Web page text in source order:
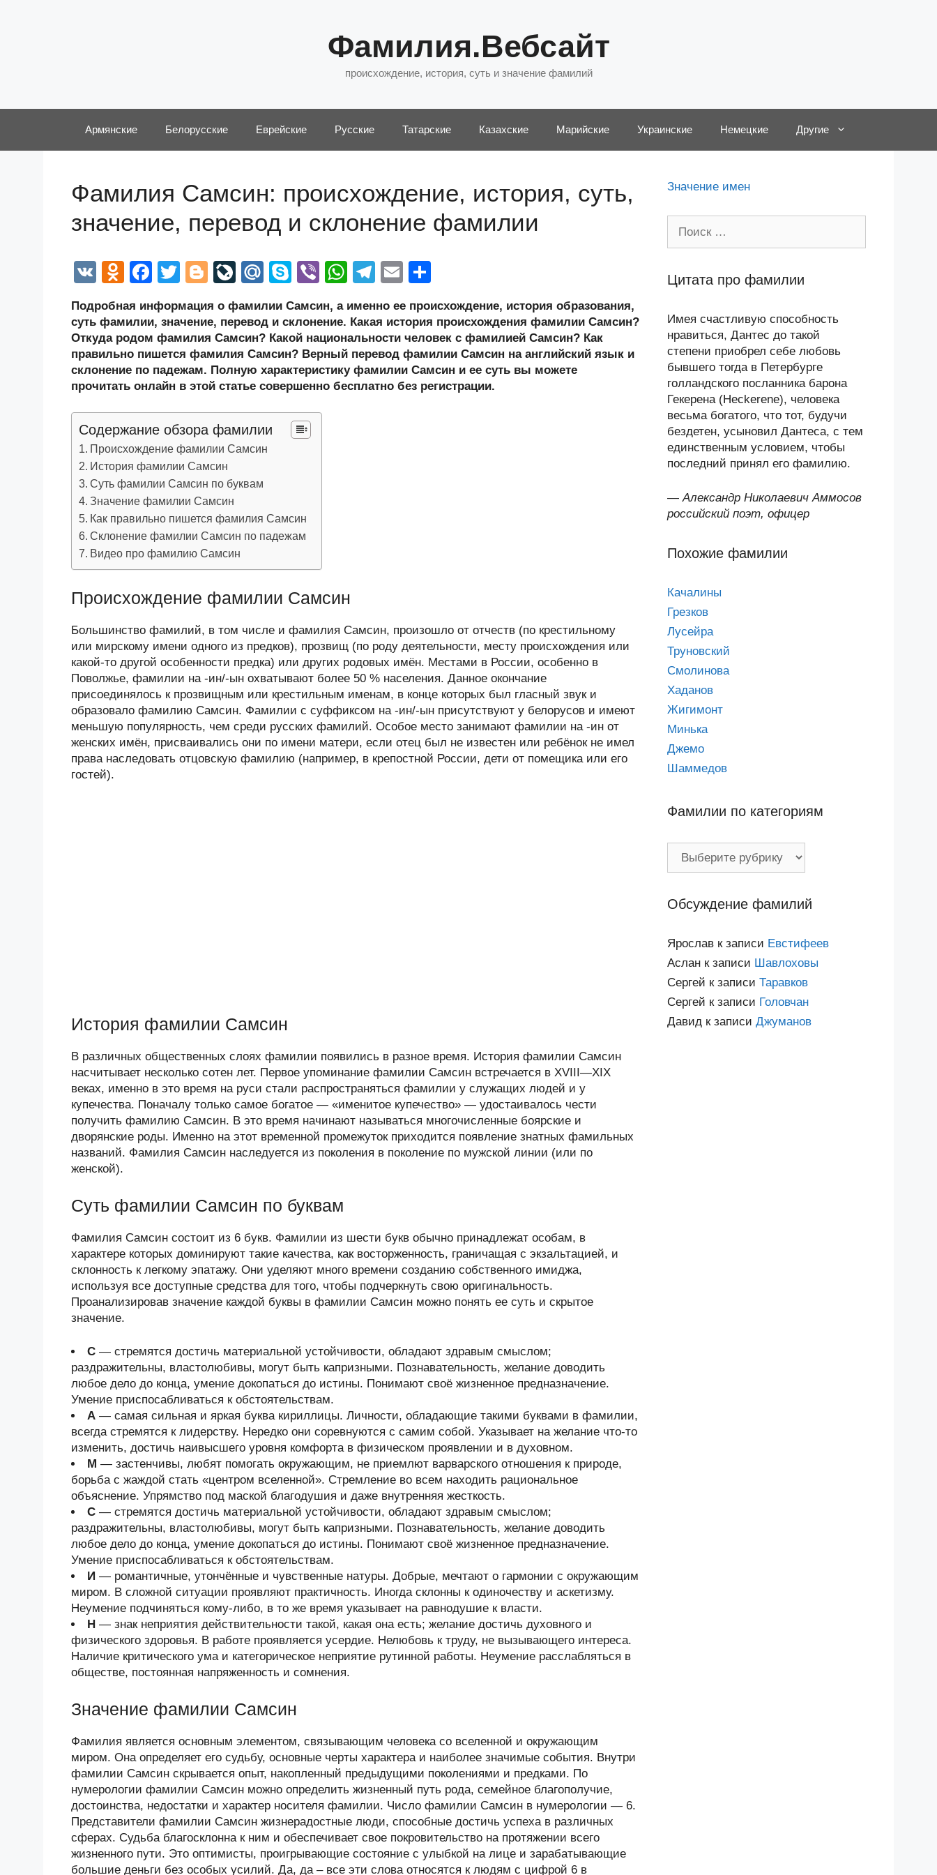
Фамилия.Вебсайт
происхождение, история, суть и значение фамилий
Армянские Белорусские Еврейские Русские Татарские Казахские Марийские Украинские Немецкие Другие
Фамилия Самсин: происхождение, история, суть,
значение, перевод и склонение фамилии
V
O
n
o
kl
a
ss
ni
ki
F
c
e
b
o
o
k
T
tt
er
Bl
g
g
er
Li
e
J
o
ur
n
al
M
.R
u
S
p
e
Vi
er
W
at
s
A
p
T
e
gr
a
m
E
ail р
а
в
и
Подробная информация о фамилии Самсин, а именно ее происхождение, история образования,
суть фамилии, значение, перевод и склонение. Какая история происхождения фамилии Самсин?
Откуда родом фамилия Самсин? Какой национальности человек с фамилией Самсин? Как
правильно пишется фамилия Самсин? Верный перевод фамилии Самсин на английский язык и
склонение по падежам. Полную характеристику фамилии Самсин и ее суть вы можете
прочитать онлайн в этой статье совершенно бесплатно без регистрации.
Содержание обзора фамилии
Происхождение фамилии Самсин
История фамилии Самсин
Суть фамилии Самсин по буквам
Значение фамилии Самсин
Как правильно пишется фамилия Самсин
Склонение фамилии Самсин по падежам
Видео про фамилию Самсин
Происхождение фамилии Самсин
Большинство фамилий, в том числе и фамилия Самсин, произошло от отчеств (по крестильному
или мирскому имени одного из предков), прозвищ (по роду деятельности, месту происхождения или
какой-то другой особенности предка) или других родовых имён. Местами в России, особенно в
Поволжье, фамилии на -ин/-ын охватывают более 50 % населения. Данное окончание
присоединялось к прозвищным или крестильным именам, в конце которых был гласный звук и
образовало фамилию Самсин. Фамилии с суффиксом на -ин/-ын присутствуют у белорусов и имеют
меньшую популярность, чем среди русских фамилий. Особое место занимают фамилии на -ин от
женских имён, присваивались они по имени матери, если отец был не известен или ребёнок не имел
права наследовать отцовскую фамилию (например, в крепостной России, дети от помещика или его
гостей).
История фамилии Самсин
В различных общественных слоях фамилии появились в разное время. История фамилии Самсин
насчитывает несколько сотен лет. Первое упоминание фамилии Самсин встречается в XVIII—XIX
веках, именно в это время на руси стали распространяться фамилии у служащих людей и у
купечества. Поначалу только самое богатое — «именитое купечество» — удостаивалось чести
получить фамилию Самсин. В это время начинают называться многочисленные боярские и
дворянские роды. Именно на этот временной промежуток приходится появление знатных фамильных
названий. Фамилия Самсин наследуется из поколения в поколение по мужской линии (или по
женской).
Суть фамилии Самсин по буквам
Фамилия Самсин состоит из 6 букв. Фамилии из шести букв обычно принадлежат особам, в
характере которых доминируют такие качества, как восторженность, граничащая с экзальтацией, и
склонность к легкому эпатажу. Они уделяют много времени созданию собственного имиджа,
используя все доступные средства для того, чтобы подчеркнуть свою оригинальность.
Проанализировав значение каждой буквы в фамилии Самсин можно понять ее суть и скрытое
значение.
С — стремятся достичь материальной устойчивости, обладают здравым смыслом;
раздражительны, властолюбивы, могут быть капризными. Познавательность, желание доводить
любое дело до конца, умение докопаться до истины. Понимают своё жизненное предназначение.
Умение приспосабливаться к обстоятельствам.
А — самая сильная и яркая буква кириллицы. Личности, обладающие такими буквами в фамилии,
всегда стремятся к лидерству. Нередко они соревнуются с самим собой. Указывает на желание что-то
изменить, достичь наивысшего уровня комфорта в физическом проявлении и в духовном.
М — застенчивы, любят помогать окружающим, не приемлют варварского отношения к природе,
борьба с жаждой стать «центром вселенной». Стремление во всем находить рациональное
объяснение. Упрямство под маской благодушия и даже внутренняя жесткость.
С — стремятся достичь материальной устойчивости, обладают здравым смыслом;
раздражительны, властолюбивы, могут быть капризными. Познавательность, желание доводить
любое дело до конца, умение докопаться до истины. Понимают своё жизненное предназначение.
Умение приспосабливаться к обстоятельствам.
И — романтичные, утончённые и чувственные натуры. Добрые, мечтают о гармонии с окружающим
миром. В сложной ситуации проявляют практичность. Иногда склонны к одиночеству и аскетизму.
Неумение подчиняться кому-либо, в то же время указывает на равнодушие к власти.
Н — знак неприятия действительности такой, какая она есть; желание достичь духовного и
физического здоровья. В работе проявляется усердие. Нелюбовь к труду, не вызывающего интереса.
Наличие критического ума и категорическое неприятие рутинной работы. Неумение расслабляться в
обществе, постоянная напряженность и сомнения.
Значение фамилии Самсин
Фамилия является основным элементом, связывающим человека со вселенной и окружающим
миром. Она определяет его судьбу, основные черты характера и наиболее значимые события. Внутри
фамилии Самсин скрывается опыт, накопленный предыдущими поколениями и предками. По
нумерологии фамилии Самсин можно определить жизненный путь рода, семейное благополучие,
достоинства, недостатки и характер носителя фамилии. Число фамилии Самсин в нумерологии — 6.
Представители фамилии Самсин жизнерадостные люди, способные достичь успеха в различных
сферах. Судьба благосклонна к ним и обеспечивает свое покровительство на протяжении всего
жизненного пути. Это оптимисты, проигрывающие состояние с улыбкой на лице и зарабатывающие
большие деньги без особых усилий. Да, да – все эти слова относятся к людям с цифрой 6 в
Значение имен
Цитата про фамилии
Имея счастливую способность
нравиться, Дантес до такой
степени приобрел себе любовь
бывшего тогда в Петербурге
голландского посланника барона
Гекерена (Heckerene), человека
весьма богатого, что тот, будучи
бездетен, усыновил Дантеса, с тем
единственным условием, чтобы
последний принял его фамилию.
— Александр Николаевич Аммосов
российский поэт, офицер
Похожие фамилии
Качалины
Грезков
Лусейра
Труновский
Смолинова
Хаданов
Жигимонт
Минька
Джемо
Шаммедов
Фамилии по категориям
Обсуждение фамилий
Ярослав к записи Евстифеев
Аслан к записи Шавлоховы
Сергей к записи Таравков
Сергей к записи Головчан
Давид к записи Джуманов